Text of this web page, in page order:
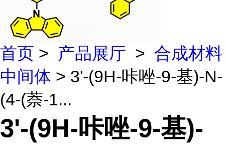
首页 > 产品展厅 > 合成材料
中间体 > 3'-(9H-咔唑-9-基)-N-
(4-(萘-1...
3'-(9H-咔唑-9-基)-